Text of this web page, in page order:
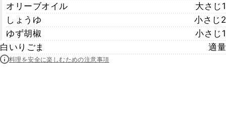
オリーブオイル
大さじ1
しょうゆ
小さじ2
ゆず胡椒
小さじ1
白いりごま
適量
料理を安全に楽しむための注意事項